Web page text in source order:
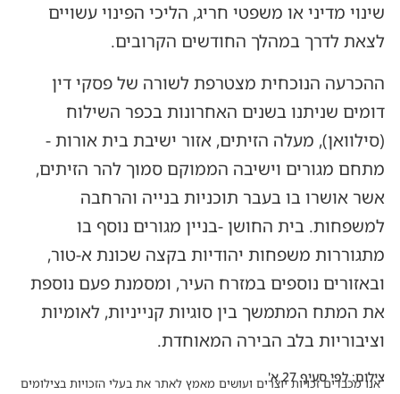
שינוי מדיני או משפטי חריג, הליכי הפינוי עשויים
לצאת לדרך במהלך החודשים הקרובים.
ההכרעה הנוכחית מצטרפת לשורה של פסקי דין
דומים שניתנו בשנים האחרונות בכפר השילוח
(סילוואן), מעלה הזיתים, אזור ישיבת בית אורות -
מתחם מגורים וישיבה הממוקם סמוך להר הזיתים,
אשר אושרו בו בעבר תוכניות בנייה והרחבה
למשפחות. בית החושן -בניין מגורים נוסף בו
מתגוררות משפחות יהודיות בקצה שכונת א-טור,
ובאזורים נוספים במזרח העיר, ומסמנת פעם נוספת
את המתח המתמשך בין סוגיות קנייניות, לאומיות
וציבוריות בלב הבירה המאוחדת.
צילום: לפי סעיף 27 א'
אנו מכבדים זכויות יוצרים ועושים מאמץ לאתר את בעלי הזכויות בצילומים